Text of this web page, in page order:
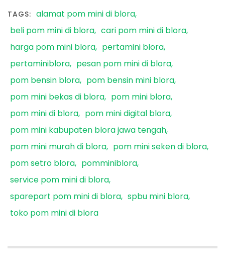
TAGS: alamat pom mini di blora
beli pom mini di blora cari pom mini di blora
harga pom mini blora
pertamini blora
pertaminiblora
pesan pom mini di blora
pom bensin blora
pom bensin mini blora
pom mini bekas di blora
pom mini blora
pom mini di blora
pom mini digital blora
pom mini kabupaten blora jawa tengah
pom mini murah di blora
pom mini seken di blora
pom setro blora
pomminiblora
service pom mini di blora
sparepart pom mini di blora spbu mini blora
toko pom mini di blora